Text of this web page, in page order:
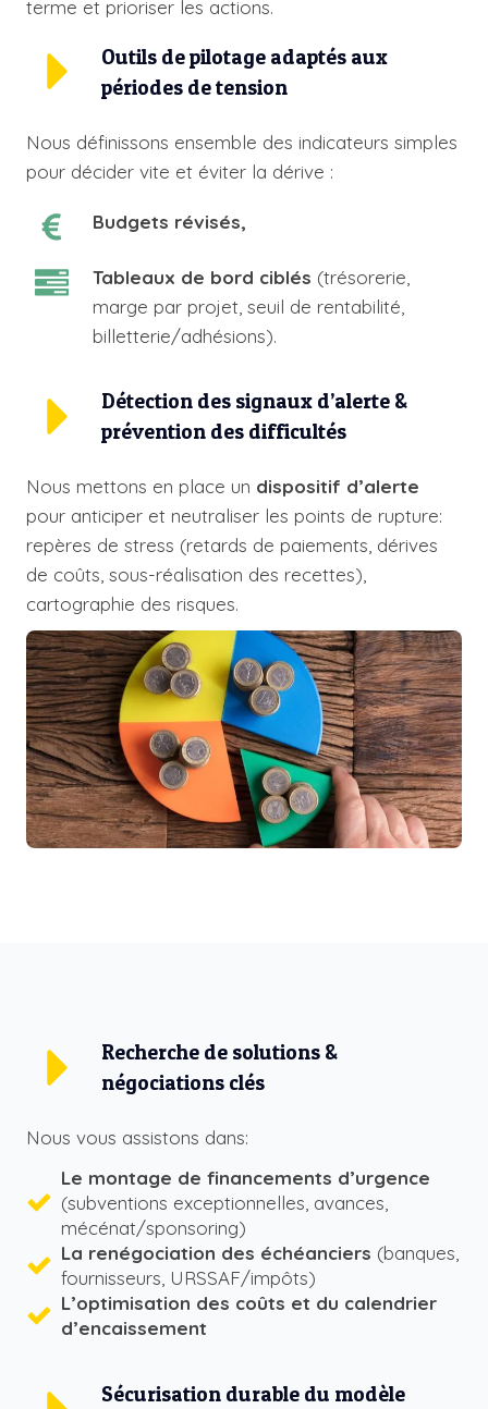
terme et prioriser les actions.
Outils de pilotage adaptés aux
périodes de tension
Nous définissons ensemble des indicateurs simples
pour décider vite et éviter la dérive :
Budgets révisés,
Tableaux de bord ciblés (trésorerie,
marge par projet, seuil de rentabilité,
billetterie/adhésions).
Détection des signaux d’alerte &
prévention des difficultés
Nous mettons en place un dispositif d’alerte
pour anticiper et neutraliser les points de rupture:
repères de stress (retards de paiements, dérives
de coûts, sous-réalisation des recettes),
cartographie des risques.
Recherche de solutions &
négociations clés
Nous vous assistons dans:
Le montage de financements d’urgence
(subventions exceptionnelles, avances,
mécénat/sponsoring)
La renégociation des échéanciers (banques,
fournisseurs, URSSAF/impôts)
L’optimisation des coûts et du calendrier
d’encaissement
Sécurisation durable du modèle